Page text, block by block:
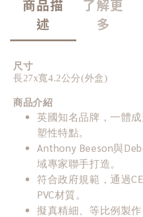
商品描
述
了解更
多
尺寸
長27x寬4.2公分(外盒)
商品介紹
英國知名品牌，一體
塑性特點。
Anthony Beeson與
域專家聯手打造。
符合政府規範，通過
PVC材質。
擬真精細、等比例製